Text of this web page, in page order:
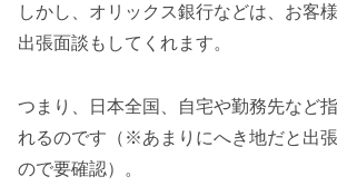
しかし、オリックス銀行などは、お客
出張面談もしてくれます。
つまり、日本全国、自宅や勤務先など
れるのです（※あまりにへき地だと出
ので要確認）。